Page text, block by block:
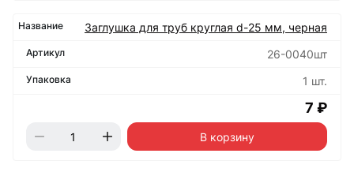
Заглушка для труб круглая d-25 мм, черная
26-0040шт
1 шт.
7 ₽
В корзину